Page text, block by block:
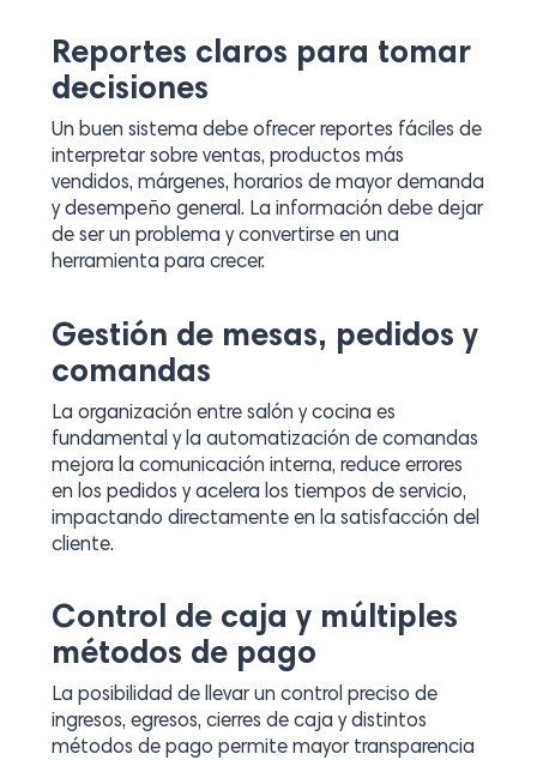
Reportes claros para tomar
decisiones
Un buen sistema debe ofrecer reportes fáciles de
interpretar sobre ventas, productos más
vendidos, márgenes, horarios de mayor demanda
y desempeño general. La información debe dejar
de ser un problema y convertirse en una
herramienta para crecer.
Gestión de mesas, pedidos y
comandas
La organización entre salón y cocina es
fundamental y la automatización de comandas
mejora la comunicación interna, reduce errores
en los pedidos y acelera los tiempos de servicio,
impactando directamente en la satisfacción del
cliente.
Control de caja y múltiples
métodos de pago
La posibilidad de llevar un control preciso de
ingresos, egresos, cierres de caja y distintos
métodos de pago permite mayor transparencia